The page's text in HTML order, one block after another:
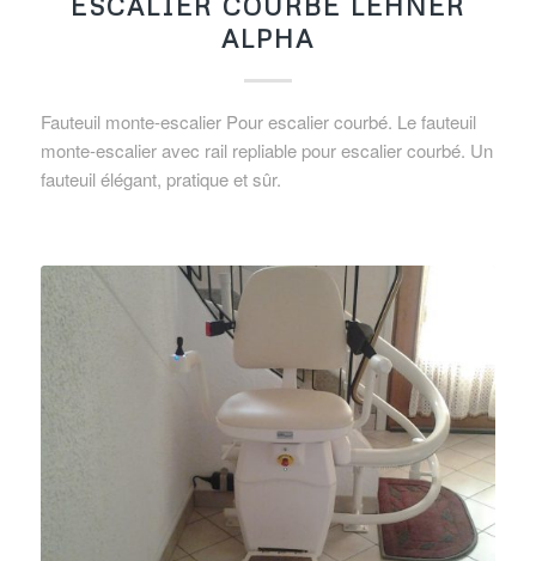
ALPHA
Fauteuil monte-escalier Pour escalier courbé. Le fauteuil
monte-escalier avec rail repliable pour escalier courbé. Un
fauteuil élégant, pratique et sûr.